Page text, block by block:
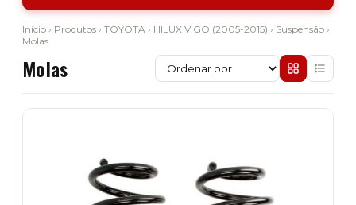
Início › Produtos › TOYOTA › HILUX VIGO (2005-2015) › Suspensão ›
Molas
Molas